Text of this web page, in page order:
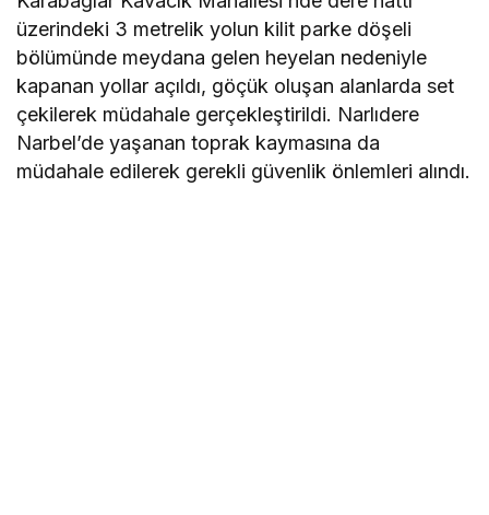
üzerindeki 3 metrelik yolun kilit parke döşeli
bölümünde meydana gelen heyelan nedeniyle
kapanan yollar açıldı, göçük oluşan alanlarda set
çekilerek müdahale gerçekleştirildi. Narlıdere
Narbel’de yaşanan toprak kaymasına da
müdahale edilerek gerekli güvenlik önlemleri alındı.